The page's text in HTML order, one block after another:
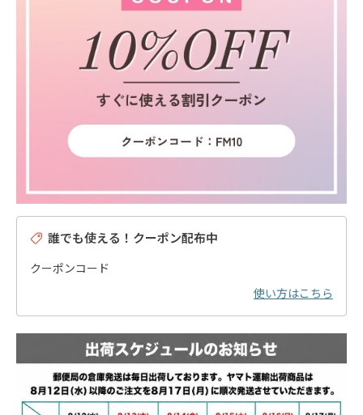
誰でも使える！クーポン配布中
クーポンコード
使い方はこちら